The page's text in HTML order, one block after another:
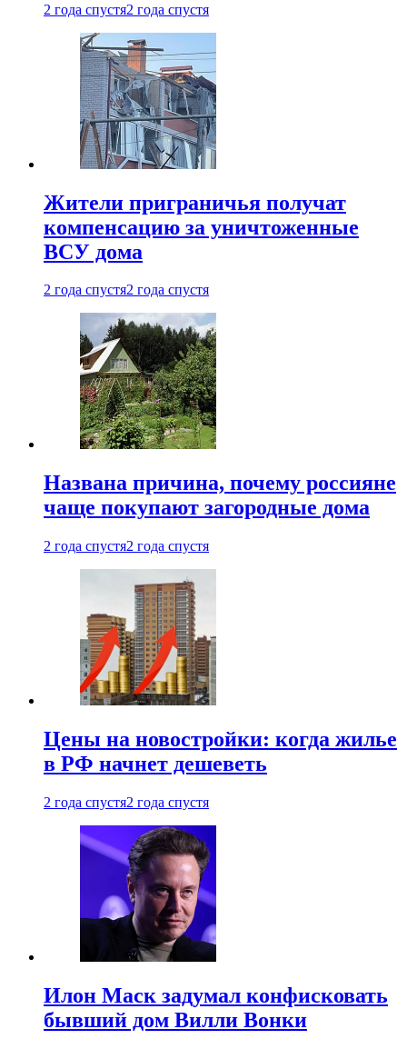
2 года спустя2 года спустя
Жители приграничья получат
компенсацию за уничтоженные
ВСУ дома
2 года спустя2 года спустя
Названа причина, почему россияне
чаще покупают загородные дома
2 года спустя2 года спустя
Цены на новостройки: когда жилье
в РФ начнет дешеветь
2 года спустя2 года спустя
Илон Маск задумал конфисковать
бывший дом Вилли Вонки